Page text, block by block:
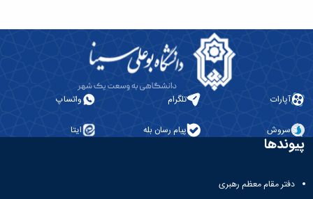
آپارات تلگرام واتساپ
سروش پیام رسان بله ایتا
پیوندها
دفتر مقام معظم رهبری